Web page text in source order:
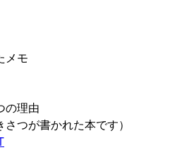
メモ
の理由
つが書かれた本です）